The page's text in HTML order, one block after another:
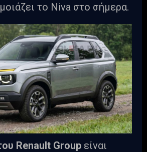
το Niva στο σήμερα.
Renault Group είναι